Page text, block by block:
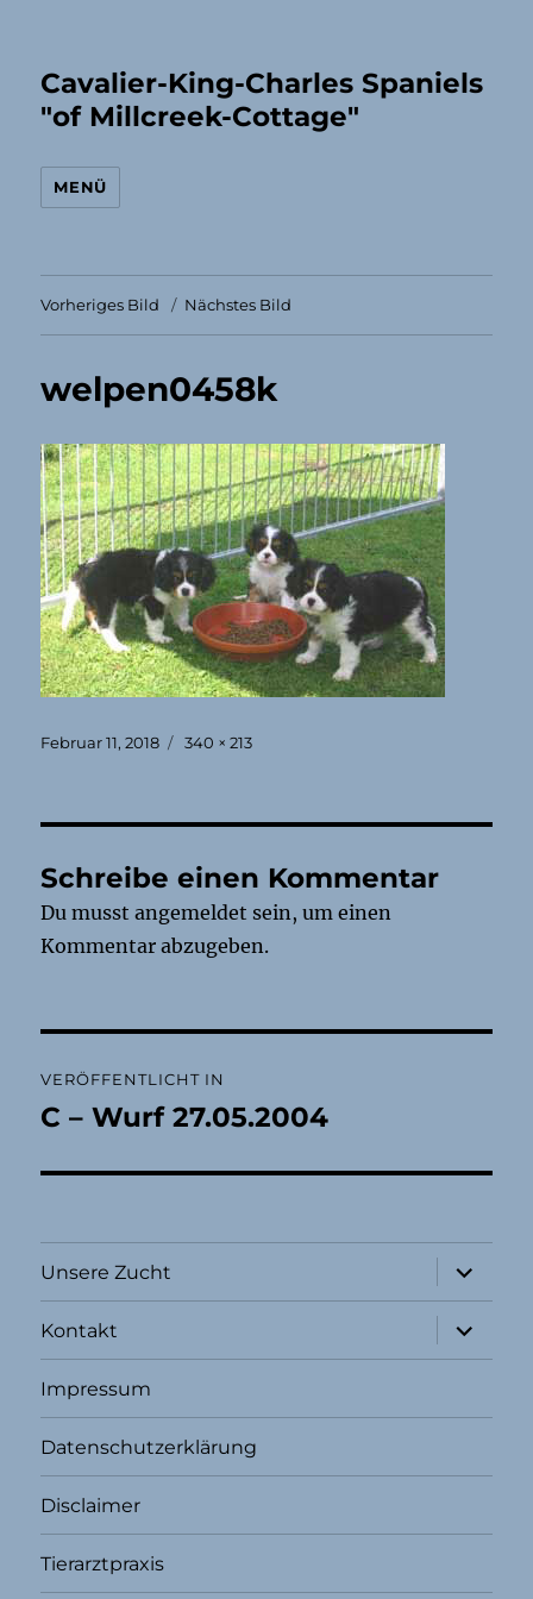
Cavalier-King-Charles Spaniels
"of Millcreek-Cottage"
MENÜ
Vorheriges Bild Nächstes Bild
welpen0458k
Veröffentlicht
Februar 11, 2018 Originalgröße
340 × 213
Schreibe einen Kommentar
Du musstangemeldet sein, um einen
Kommentar abzugeben.
VERÖFFENTLICHT IN
C – Wurf 27.05.2004
Unsere Zucht
öffnen
Kontakt
öffnen
Impressum
Datenschutzerklärung
Disclaimer
Tierarztpraxis